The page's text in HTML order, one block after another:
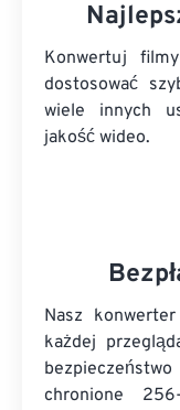
Konwertuj
dostosować
wiele innych
jakość wideo.
Nasz
każdej
chronione